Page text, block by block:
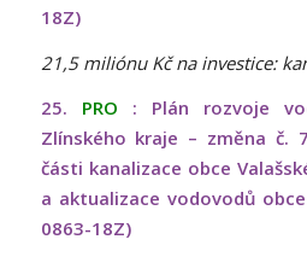
18Z)
21,5 miliónu Kč na investice:
25. PRO : Plán rozvoje
Zlínského kraje – změna č.
části kanalizace obce
a aktualizace vodovodů
0863-18Z)